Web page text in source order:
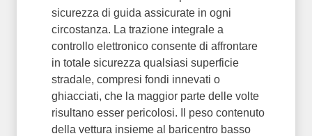
sicurezza di guida assicurate in ogni
circostanza. La trazione integrale a
controllo elettronico consente di affrontare
in totale sicurezza qualsiasi superficie
stradale, compresi fondi innevati o
ghiacciati, che la maggior parte delle volte
risultano esser pericolosi. Il peso contenuto
della vettura insieme al baricentro basso